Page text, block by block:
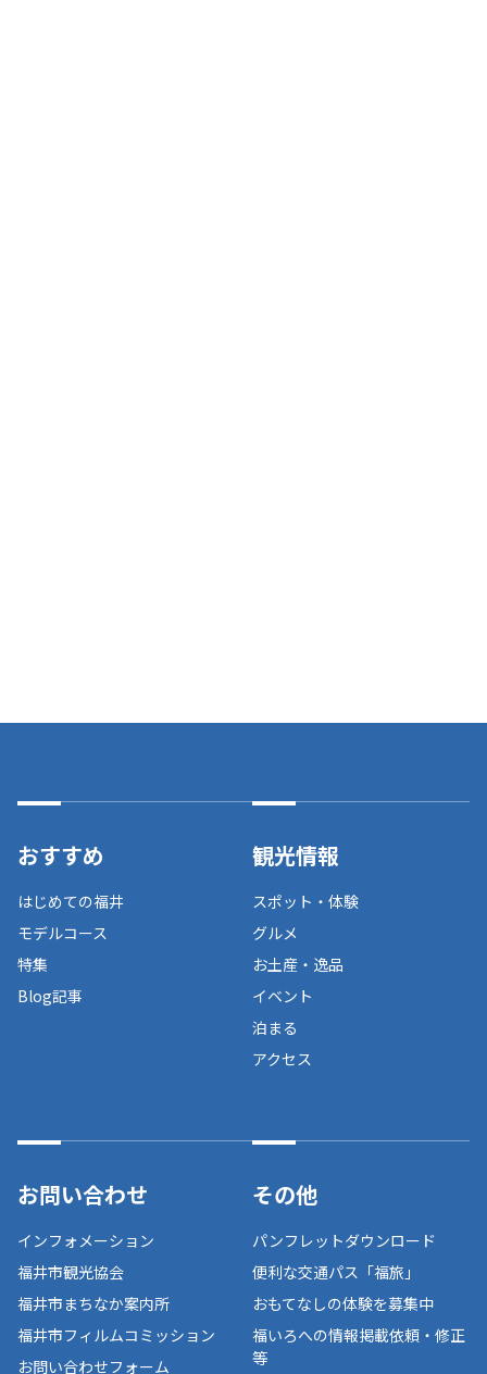
おすすめ
はじめての福井
モデルコース
特集
Blog記事
観光情報
スポット・体験
グルメ
お土産・逸品
イベント
泊まる
アクセス
お問い合わせ
インフォメーション
福井市観光協会
福井市まちなか案内所
福井市フィルムコミッション
お問い合わせフォーム
その他
パンフレットダウンロード
便利な交通パス「福旅」
おもてなしの体験を募集中
福いろへの情報掲載依頼・修正
等